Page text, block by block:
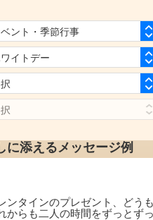
に添えるメッセージ例
ンタインのプレゼント、どう
からも二人の時間をずっとず